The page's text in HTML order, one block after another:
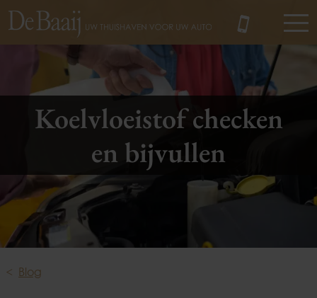
Koelvloeistof checken
en bijvullen
Blog